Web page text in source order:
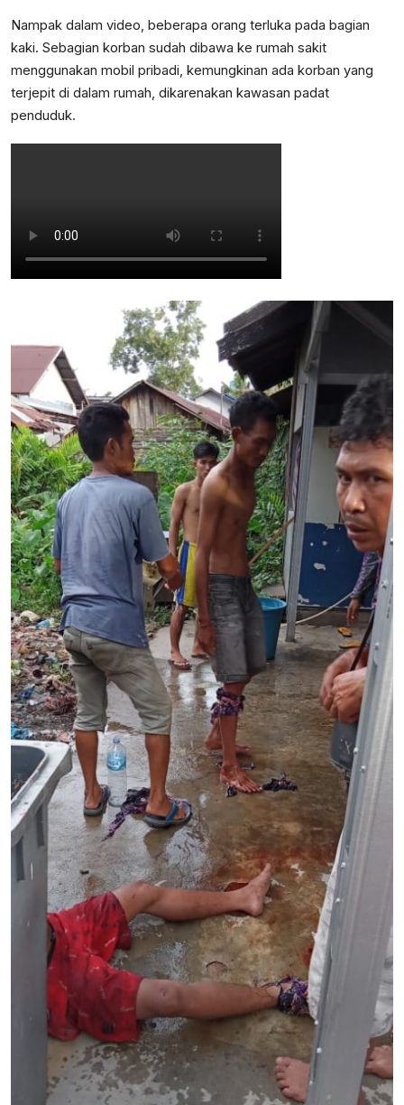
Nampak dalam video, beberapa orang terluka pada bagian
kaki. Sebagian korban sudah dibawa ke rumah sakit
menggunakan mobil pribadi, kemungkinan ada korban yang
terjepit di dalam rumah, dikarenakan kawasan padat
penduduk.